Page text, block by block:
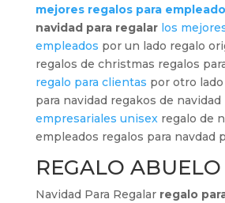
mejores regalos para
navidad para regalar los
empleados por un lado regalo
regalos de christmas regalos
regalo para clientas por otro
para navidad regakos de navidad
empresariales unisexregalo de
empleados regalos para navdad
REGALO ABUELO
Navidad Para Regalar regalo